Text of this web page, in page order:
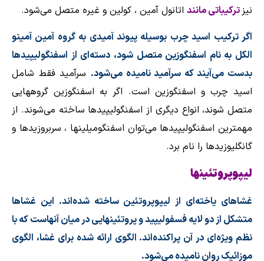
نیز ترکیباتی مانند اتانول آمین ، کولین و غیره متصل می‌شود.
اگر ترکیب اسید چرب بوسیله پیوند آمیدی به گروه آمین آمینو
الکل به نام اسفنگوزین متصل شود، دسته‌ای از اسفنگولیپیدها
بدست می‌آیند که سرآمید نامیده می‌شود. سرآمید فقط شامل
اسید چرب و اسفنگوزین است. اگر به اسفنگوزین گروههایی
متصل شوند، انواع دیگری از اسفنگولیپیدها ساخته می‌شوند. از
مهمترین اسفنگولیپیدها می‌توان اسفنگومیلینها ، سربروزیدها و
گانگلیوزیدها را نام برد.
لیپوپروتئینها
غشاهای یاخته‌ای از لیپوپروتئینساخته شده‌اند. این غشاها
متشکل از دو لایه فسفولیپید وپروتئینهاییدر میان آنهاست که با
نظم ویژه‌ای در آن پراکنده‌اند. الگوی ارائه شده برای غشا، الگوی
موزائیک روان نامیده می‌شود.